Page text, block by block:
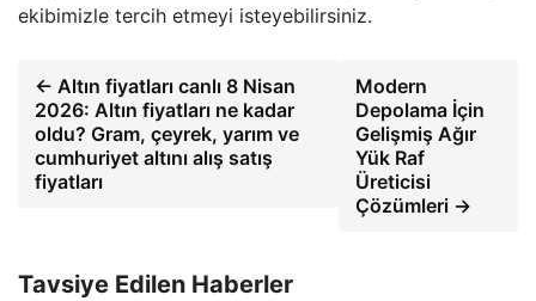
ekibimizle tercih etmeyi isteyebilirsiniz.
← Altın fiyatları canlı 8 Nisan
2026: Altın fiyatları ne kadar
oldu? Gram, çeyrek, yarım ve
cumhuriyet altını alış satış
fiyatları
Modern
Depolama İçin
Gelişmiş Ağır
Yük Raf
Üreticisi
Çözümleri →
Tavsiye Edilen Haberler